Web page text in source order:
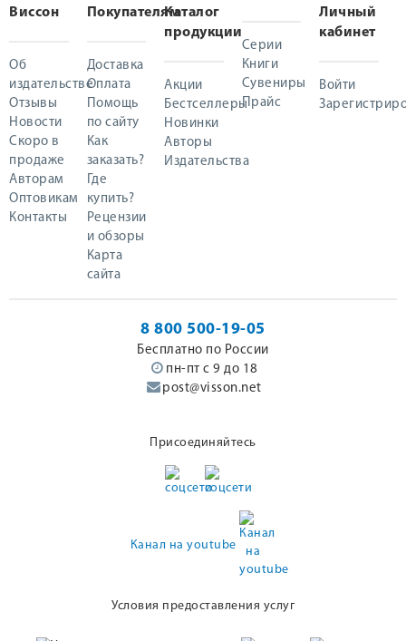
Виссон
Об
издательстве
Отзывы
Новости
Скоро в
продаже
Авторам
Оптовикам
Контакты
Покупателям
Доставка
Оплата
Помощь
по сайту
Как
заказать?
Где
купить?
Рецензии
и обзоры
Карта
сайта
Каталог
продукции
Акции
Бестселлеры
Новинки
Авторы
Издательства
Серии
Книги
Сувениры
Прайс
Личный
кабинет
Войти
8 800 500-19-05
Бесплатно по России
пн-пт с 9 до 18
post@visson.net
Присоединяйтесь
Канал на youtube
Условия предоставления услуг